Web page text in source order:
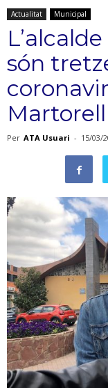
Actualitat Municipal
són
Martorell
Per ATA Usuari - 15/03/